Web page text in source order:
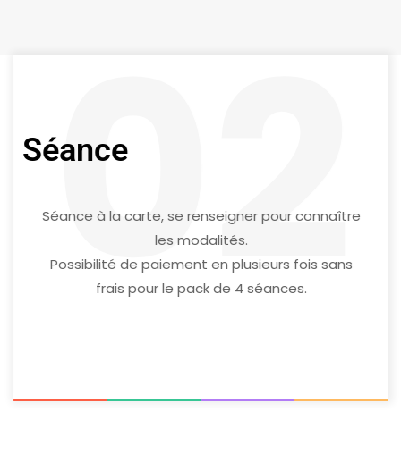
02
Séance
Séance à la carte, se renseigner pour connaître
les modalités.
Possibilité de paiement en plusieurs fois sans
frais pour le pack de 4 séances.